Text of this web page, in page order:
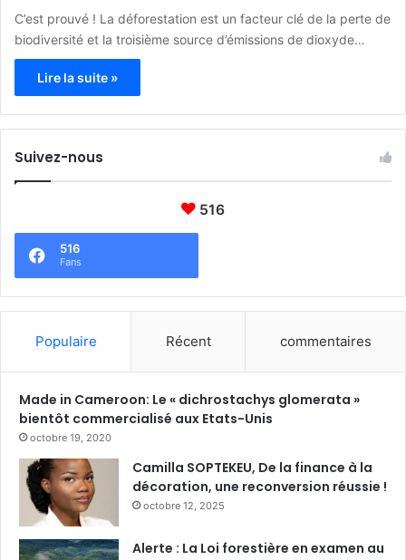
C’est prouvé ! La déforestation est un facteur clé de la perte de
biodiversité et la troisième source d’émissions de dioxyde…
Lire la suite »
Suivez-nous
516
516
Fans
Populaire Récent commentaires
Made in Cameroon: Le « dichrostachys glomerata »
bientôt commercialisé aux Etats-Unis
octobre 19, 2020
Camilla SOPTEKEU, De la finance à la
décoration, une reconversion réussie !
octobre 12, 2025
Alerte : La Loi forestière en examen au